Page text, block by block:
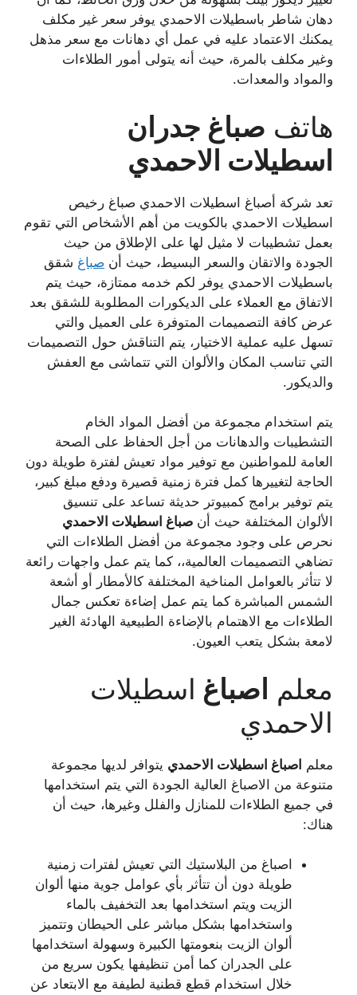
دهان شاطر باسطيلات الاحمدي يوفر سعر غير مكلف
يمكنك الاعتماد عليه في عمل أي دهانات مع سعر مذهل
وغير مكلف بالمرة، حيث أنه يتولى أمور الطلاءات
والمواد والمعدات.
هاتف صباغ جدران
اسطيلات الاحمدي
تعد شركة أصباغ اسطيلات الاحمدي صباغ رخيص
اسطيلات الاحمدي بالكويت من أهم الأشخاص التي تقوم
بعمل تشطيبات لا مثيل لها على الإطلاق من حيث
الجودة والاتقان والسعر البسيط، حيث أن صباغ شقق
باسطيلات الاحمدي يوفر لكم خدمه ممتازة، حيث يتم
الاتفاق مع العملاء على الديكورات المطلوبة للشقق بعد
عرض كافة التصميمات المتوفرة على العميل والتي
تسهل عليه عملية الاختيار، يتم التناقش حول التصميمات
التي تناسب المكان والألوان التي تتماشى مع العفش
والديكور.
يتم استخدام مجموعة من أفضل المواد الخام
التشطيبات والدهانات من أجل الحفاظ على الصحة
العامة للمواطنين مع توفير مواد تعيش لفترة طويلة دون
الحاجة لتغييرها كمل فترة زمنية قصيرة ودفع مبلغ كبير،
يتم توفير برامج كمبيوتر حديثة تساعد على تنسيق
الألوان المختلفة حيث أن صباغ اسطيلات الاحمدي
نحرص على وجود مجموعة من أفضل الطلاءات التي
تضاهي التصميمات العالمية،، كما يتم عمل واجهات رائعة
لا تتأثر بالعوامل المناخية المختلفة كالأمطار أو أشعة
الشمس المباشرة كما يتم عمل إضاءة تعكس جمال
الطلاءات مع الاهتمام بالإضاءة الطبيعية الهادئة الغير
لامعة بشكل يتعب العيون.
معلم اصباغ اسطيلات
الاحمدي
معلم اصباغ اسطيلات الاحمدي يتوافر لديها مجموعة
متنوعة من الاصباغ العالية الجودة التي يتم استخدامها
في جميع الطلاءات للمنازل والفلل وغيرها، حيث أن
هناك:
اصباغ من البلاستيك التي تعيش لفترات زمنية
طويلة دون أن تتأثر بأي عوامل جوية منها ألوان
الزيت ويتم استخدامها بعد التخفيف بالماء
واستخدامها بشكل مباشر على الحيطان وتتميز
ألوان الزيت بنعومتها الكبيرة وسهولة استخدامها
على الجدران كما أمن تنظيفها يكون سريع من
خلال استخدام قطع قطنية لطيفة مع الابتعاد عن